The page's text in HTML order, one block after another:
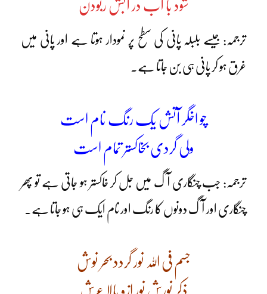
شود با آب در آبش ربودن
ترجمہ: جیسے بلبلہ پانی کی سطح پر نمودار ہوتا ہے اور پانی میں
غرق ہو کر پانی ہی بن جاتا ہے۔
چو اخگر آتش یک رنگ نام است
ولی گردی بخاکستر تمام است
ترجمہ: جب چنگاری آگ میں جل کر خاکستر ہو جاتی ہے تو پھر
چنگاری اور آگ دونوں کا رنگ اور نام ایک ہی ہو جاتا ہے۔
جسم فی اللہ نور گردد بحر نوش
ذکر نورش نور ازو بالا عرش